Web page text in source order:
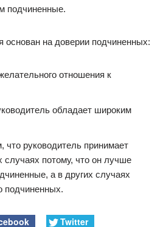
подчиненные.
основан на доверии подчиненных:
отношения к
обладает широким
что руководитель принимает
случаях потому, что он лучше
а в других случаях
подчиненных.
Twitter